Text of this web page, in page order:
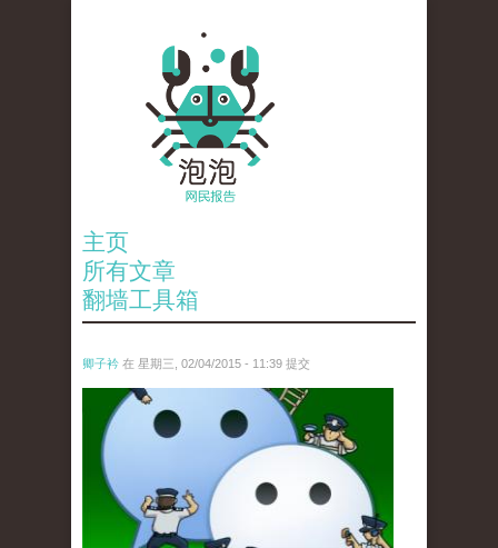
主页
所有文章
翻墙工具箱
卿子衿 在 星期三, 02/04/2015 - 11:39 提交
untitled.jpg